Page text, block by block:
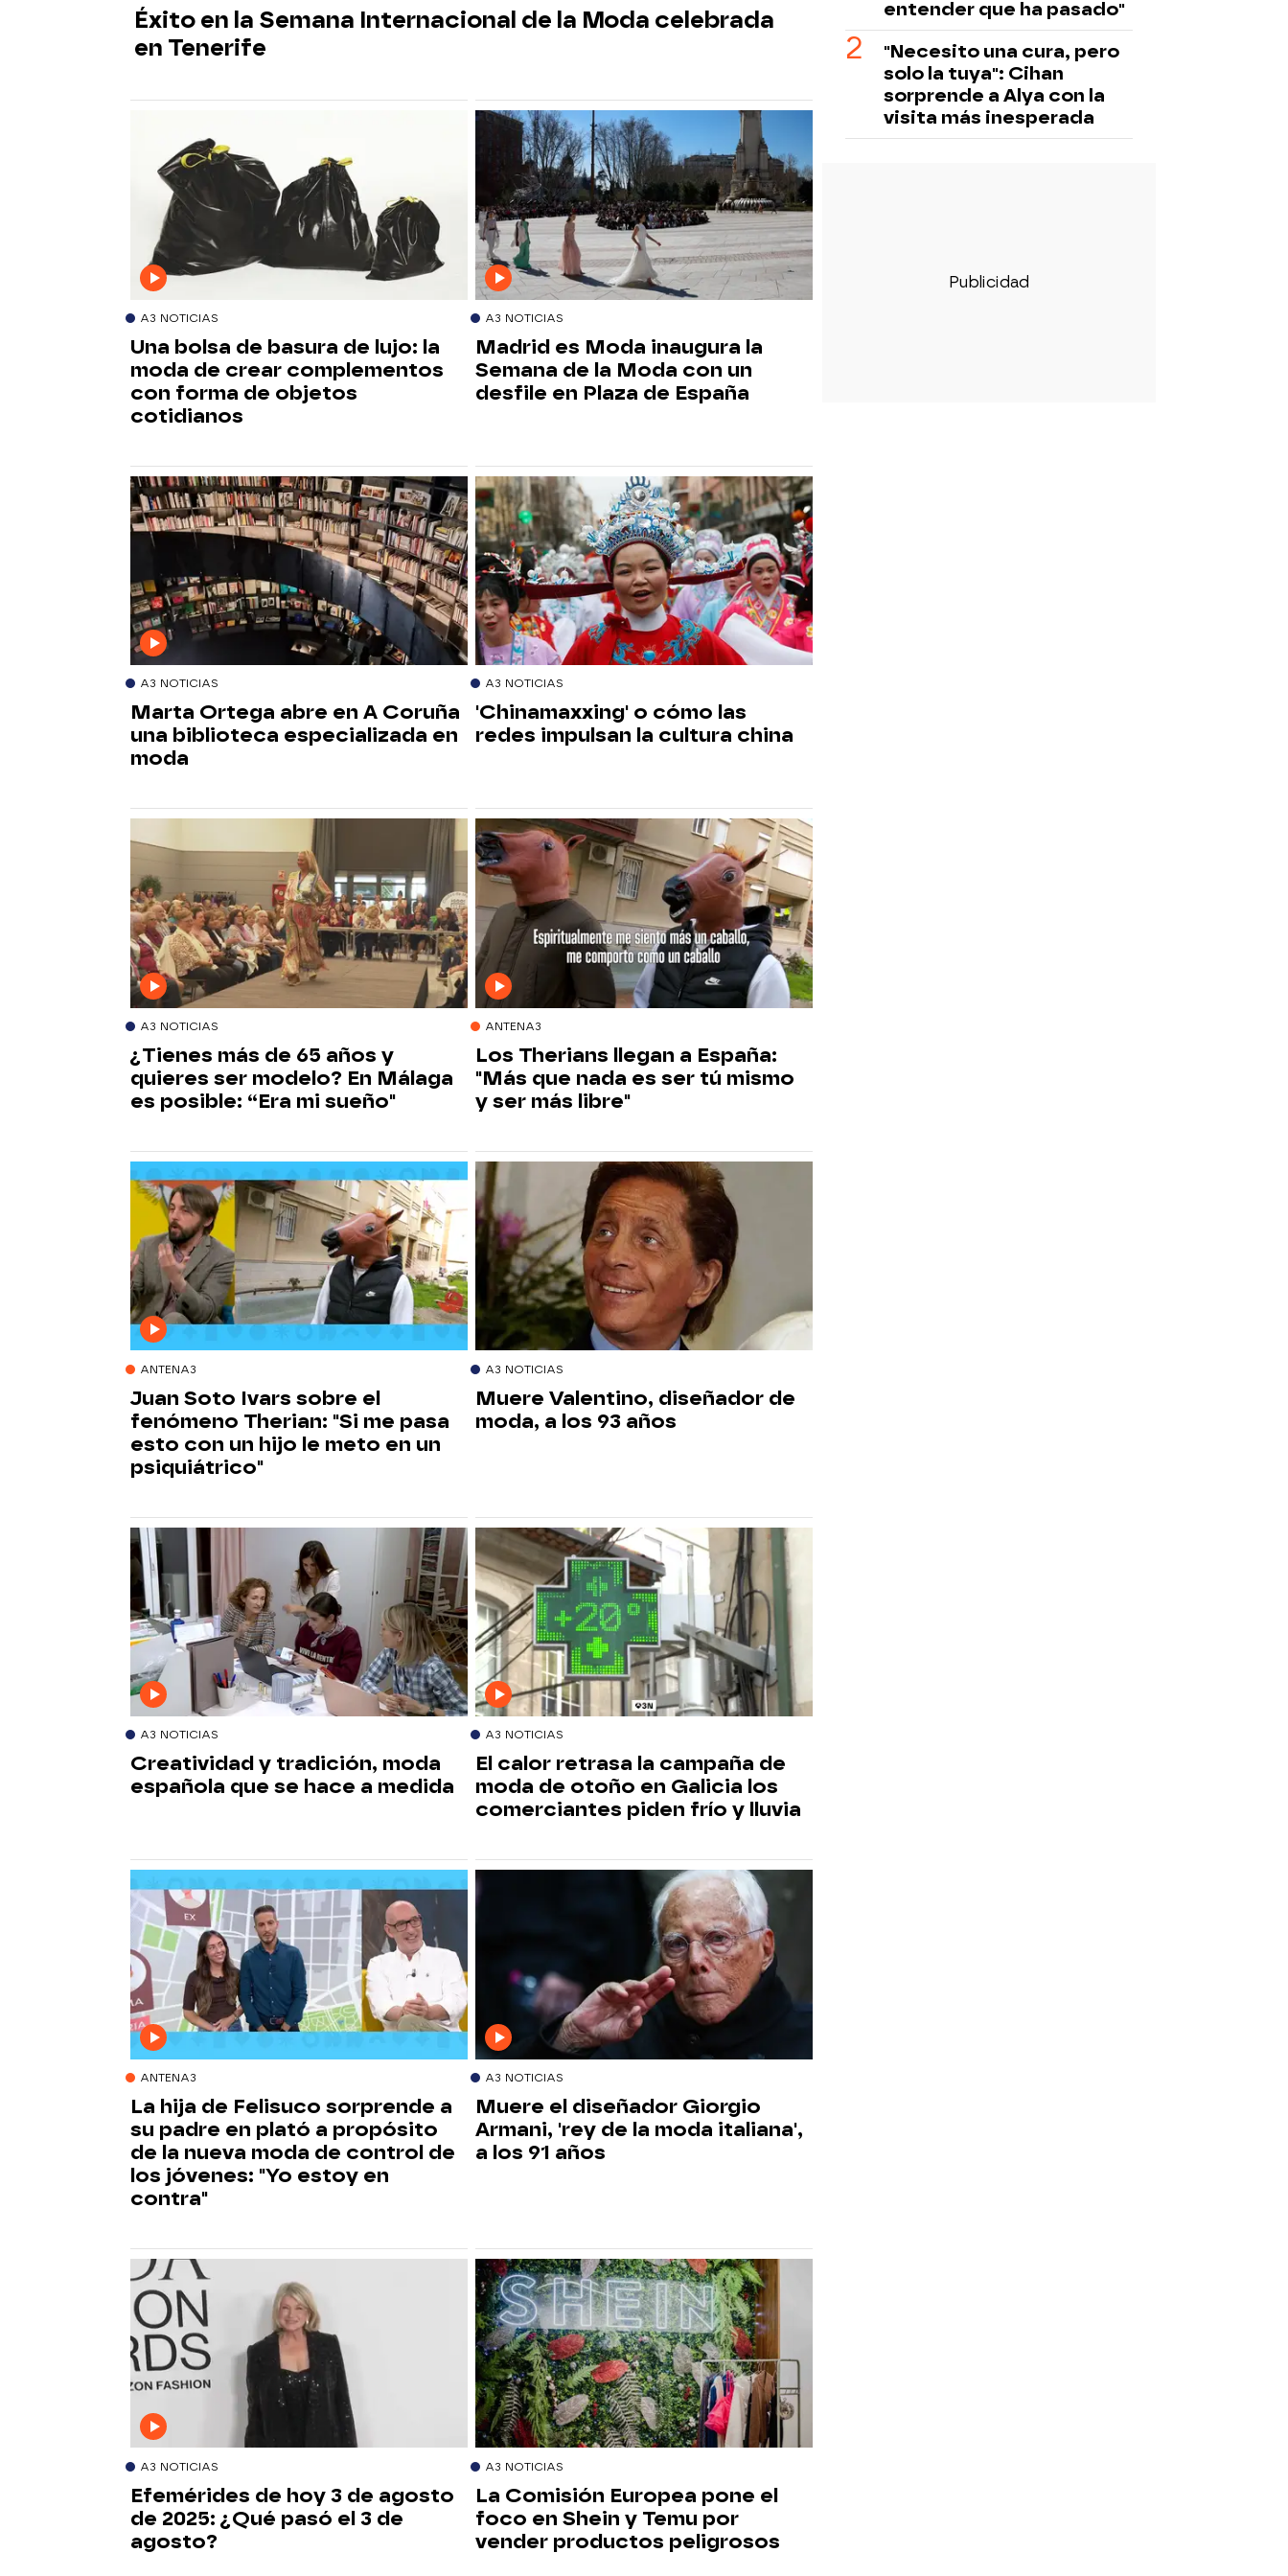
Éxito en la Semana Internacional de la Moda celebrada
en Tenerife
A3 NOTICIAS
Una bolsa de basura de lujo: la
moda de crear complementos
con forma de objetos
cotidianos
A3 NOTICIAS
Madrid es Moda inaugura la
Semana de la Moda con un
desfile en Plaza de España
A3 NOTICIAS
Marta Ortega abre en A Coruña
una biblioteca especializada en
moda
A3 NOTICIAS
'Chinamaxxing' o cómo las
redes impulsan la cultura china
A3 NOTICIAS
¿Tienes más de 65 años y
quieres ser modelo? En Málaga
es posible: “Era mi sueño"
ANTENA3
Los Therians llegan a España:
"Más que nada es ser tú mismo
y ser más libre"
ANTENA3
Juan Soto Ivars sobre el
fenómeno Therian: "Si me pasa
esto con un hijo le meto en un
psiquiátrico"
A3 NOTICIAS
Muere Valentino, diseñador de
moda, a los 93 años
A3 NOTICIAS
Creatividad y tradición, moda
española que se hace a medida
A3 NOTICIAS
El calor retrasa la campaña de
moda de otoño en Galicia los
comerciantes piden frío y lluvia
ANTENA3
La hija de Felisuco sorprende a
su padre en plató a propósito
de la nueva moda de control de
los jóvenes: "Yo estoy en
contra"
A3 NOTICIAS
Muere el diseñador Giorgio
Armani, 'rey de la moda italiana',
a los 91 años
A3 NOTICIAS
Efemérides de hoy 3 de agosto
de 2025: ¿Qué pasó el 3 de
agosto?
A3 NOTICIAS
La Comisión Europea pone el
foco en Shein y Temu por
vender productos peligrosos
entender que ha pasado"
"Necesito una cura, pero
solo la tuya": Cihan
sorprende a Alya con la
visita más inesperada